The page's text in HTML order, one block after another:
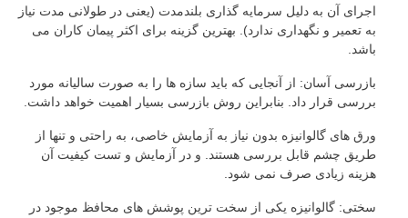
اجرای آن به دلیل سرمایه گذاری بلندمدت (یعنی در طولانی مدت نیاز
به تعمیر و نگهداری ندارد). بهترین گزینه برای اکثر پیمان کاران می
باشد.
بازرسی آسان: از آنجایی که باید سازه ها را به صورت سالیانه مورد
بررسی قرار داد. بنابراین روش بازرسی بسیار اهمیت خواهد داشت.
ورق های گالوانیزه بدون نیاز به آزمایش خاصی، به راحتی و تنها از
طریق چشم قابل بررسی هستند. و در آزمایش و تست کیفیت آن
هزینه زیادی صرف نمی شود.
سختی: گالوانیزه یکی از سخت ترین پوشش های محافظ موجود در